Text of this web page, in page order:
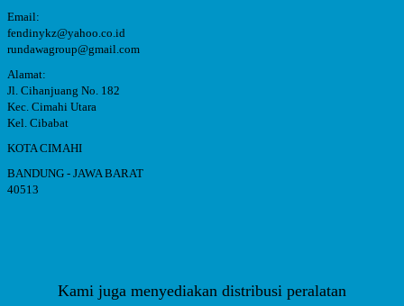
Email:
fendinykz@yahoo.co.id
rundawagroup@gmail.com
Alamat:
Jl. Cihanjuang No. 182
Kec. Cimahi Utara
Kel. Cibabat
KOTA CIMAHI
BANDUNG - JAWA BARAT
40513
Kami juga menyediakan distribusi peralatan